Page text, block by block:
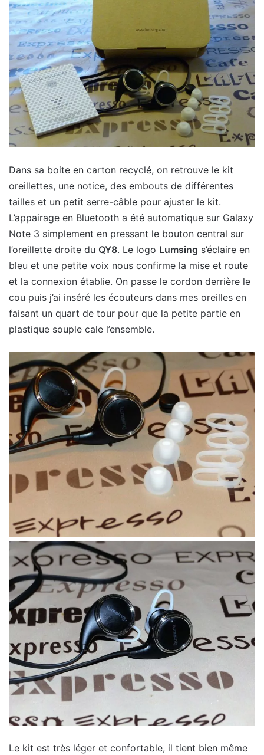
Dans sa boite en carton recyclé, on retrouve le kit
oreillettes, une notice, des embouts de différentes
tailles et un petit serre-câble pour ajuster le kit.
L’appairage en Bluetooth a été automatique sur Galaxy
Note 3 simplement en pressant le bouton central sur
l’oreillette droite du QY8. Le logo Lumsing s’éclaire en
bleu et une petite voix nous confirme la mise et route
et la connexion établie. On passe le cordon derrière le
cou puis j’ai inséré les écouteurs dans mes oreilles en
faisant un quart de tour pour que la petite partie en
plastique souple cale l’ensemble.
Le kit est très léger et confortable, il tient bien même